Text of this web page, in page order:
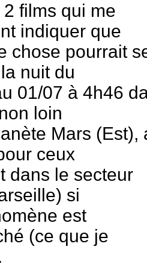
films qui me
indiquer que
chose pourrait
nuit du
01/07 à 4h46
loin
Mars (Est),
ceux
dans le secteur
si
est
(ce que je